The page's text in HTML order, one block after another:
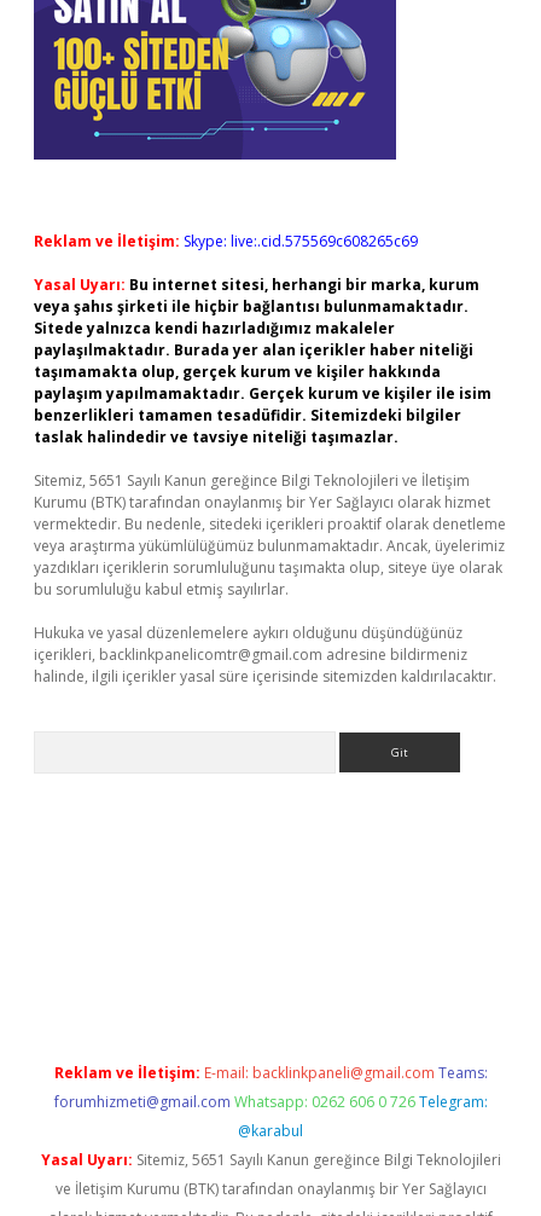
Reklam ve İletişim: Skype: live:.cid.575569c608265c69
Yasal Uyarı: Bu internet sitesi, herhangi bir marka, kurum
veya şahıs şirketi ile hiçbir bağlantısı bulunmamaktadır.
Sitede yalnızca kendi hazırladığımız makaleler
paylaşılmaktadır. Burada yer alan içerikler haber niteliği
taşımamakta olup, gerçek kurum ve kişiler hakkında
paylaşım yapılmamaktadır. Gerçek kurum ve kişiler ile isim
benzerlikleri tamamen tesadüfidir. Sitemizdeki bilgiler
taslak halindedir ve tavsiye niteliği taşımazlar.
Sitemiz, 5651 Sayılı Kanun gereğince Bilgi Teknolojileri ve İletişim
Kurumu (BTK) tarafından onaylanmış bir Yer Sağlayıcı olarak hizmet
vermektedir. Bu nedenle, sitedeki içerikleri proaktif olarak denetleme
veya araştırma yükümlülüğümüz bulunmamaktadır. Ancak, üyelerimiz
yazdıkları içeriklerin sorumluluğunu taşımakta olup, siteye üye olarak
bu sorumluluğu kabul etmiş sayılırlar.
Hukuka ve yasal düzenlemelere aykırı olduğunu düşündüğünüz
içerikleri, backlinkpanelicomtr@gmail.com adresine bildirmeniz
halinde, ilgili içerikler yasal süre içerisinde sitemizden kaldırılacaktır.
Reklam ve İletişim: E-mail: backlinkpaneli@gmail.com Teams:
forumhizmeti@gmail.com Whatsapp: 0262 606 0 726 Telegram:
@karabul
Yasal Uyarı: Sitemiz, 5651 Sayılı Kanun gereğince Bilgi Teknolojileri
ve İletişim Kurumu (BTK) tarafından onaylanmış bir Yer Sağlayıcı